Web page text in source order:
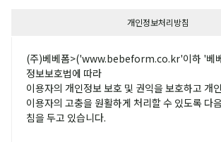
(1) 이 약관은 회사가 제공하는 서비스에 관한 이
관의 해석에 관하여는 관련법령 및 상관 례에 따
제 4 조 (용어의 정의)
(1) 회원 : 회사에 일정한 개인정보를 제공하여 이
고 아이디를 부여 받은 개인, 회사, 단체로 회사가
(제휴업체가 제공하는 서비스 제외)를 이용할 수
- 개인정보를 제공받는 자 : (주)글로벌금융판매
- 제공받는 자의 개인정보 이용목적 : 보험 상품/
담. 향후 보험안내 및 가입권유, 새로운 서비스,
보 안내 및 광고성 정보 제공 등
- 제공하는 개인정보 항목 : 성명, e-메일, 우편번
개인정보처리방침
(주)베베폼>('www.bebeform.co.kr'이하 '베
정보보호법에 따라
이용자의 개인정보 보호 및 권익을 보호하고 개
이용자의 고충을 원활하게 처리할 수 있도록 다
침을 두고 있습니다.